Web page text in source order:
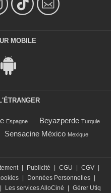
MOBILE
Espagne Beyazperde Turquie
Sensacine México Mexique
Publicité CGU CGV
Données Personnelles
Les services AlloCiné Gérer Utiq